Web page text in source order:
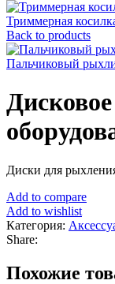
Триммерная
Back to products
Пальчиковый
Диски для
Add to compare
Add to wishlist
Категория:
Share:
Похожие